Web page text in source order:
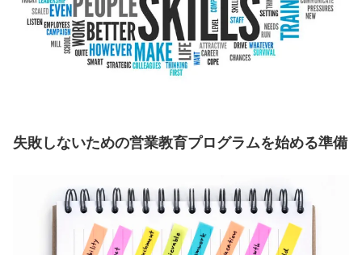
失敗しないための営業教育プログラムを始める準備